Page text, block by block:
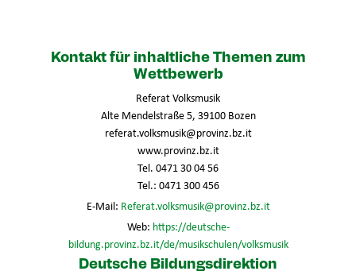
Kontakt für inhaltliche Themen zum
Wettbewerb
Referat Volksmusik
Alte Mendelstraße 5, 39100 Bozen
referat.volksmusik@provinz.bz.it
www.provinz.bz.it
Tel. 0471 30 04 56
Tel.: 0471 300 456
E-Mail: Referat.volksmusik@provinz.bz.it
Web: https://deutsche-
bildung.provinz.bz.it/de/musikschulen/volksmusik
Deutsche Bildungsdirektion